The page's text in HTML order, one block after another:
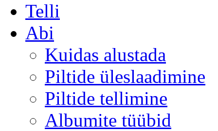
Telli
Abi
Kuidas alustada
Piltide üleslaadimine
Piltide tellimine
Albumite tüübid